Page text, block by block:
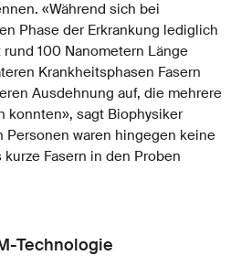
«Während sich bei
Phase der Erkrankung lediglich
100 Nanometern Länge
Krankheitsphasen Fasern
Ausdehnung auf, die mehrere
konnten», sagt Biophysiker
Personen waren hingegen keine
Fasern in den Proben
Technologie